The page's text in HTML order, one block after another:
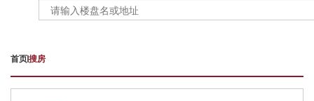
首页搜房